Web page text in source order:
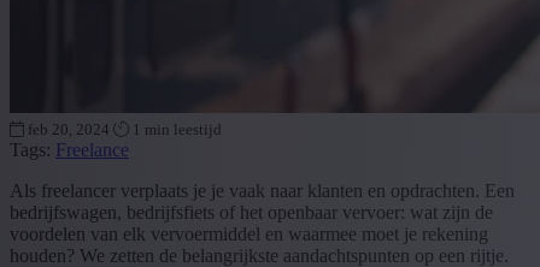
feb 20, 2024 1 min leestijd
Tags: Freelance
Als freelancer verplaats je je vaak naar klanten en opdrachten. Een
bedrijfswagen, bedrijfsfiets of het openbaar vervoer: wat zijn de
voordelen van elk vervoermiddel en waarmee moet je rekening
houden? We zetten de belangrijkste aandachtspunten op een rijtje.